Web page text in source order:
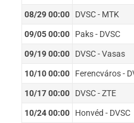
08/29 00:00 DVSC - MTK
09/05 00:00 Paks - DVSC
09/19 00:00 DVSC - Vasas
10/10 00:00 Ferencváros -
10/17 00:00 DVSC - ZTE
10/24 00:00 Honvéd - DVSC